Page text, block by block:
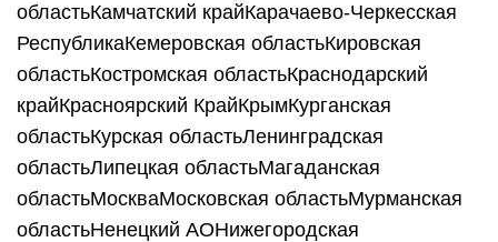
областьКамчатский крайКарачаево-Черкесская
РеспубликаКемеровская областьКировская
областьКостромская областьКраснодарский
крайКрасноярский КрайКрымКурганская
областьКурская областьЛенинградская
областьЛипецкая областьМагаданская
областьМоскваМосковская областьМурманская
областьНенецкий АОНижегородская